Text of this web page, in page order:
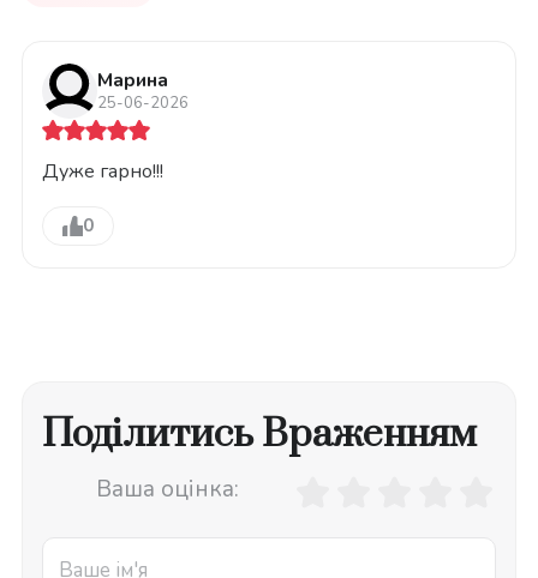
Марина
25-06-2026
Дуже гарно!!!
0
Поділитись Враженням
Ваша оцінка: